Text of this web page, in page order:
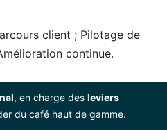
client ; Pilotage de
continue.
, en charge des leviers
du café haut de gamme.